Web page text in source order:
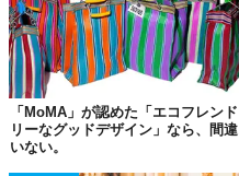
「MoMA」が認めた「エコフレンド
リーなグッドデザイン」なら、間違
いない。